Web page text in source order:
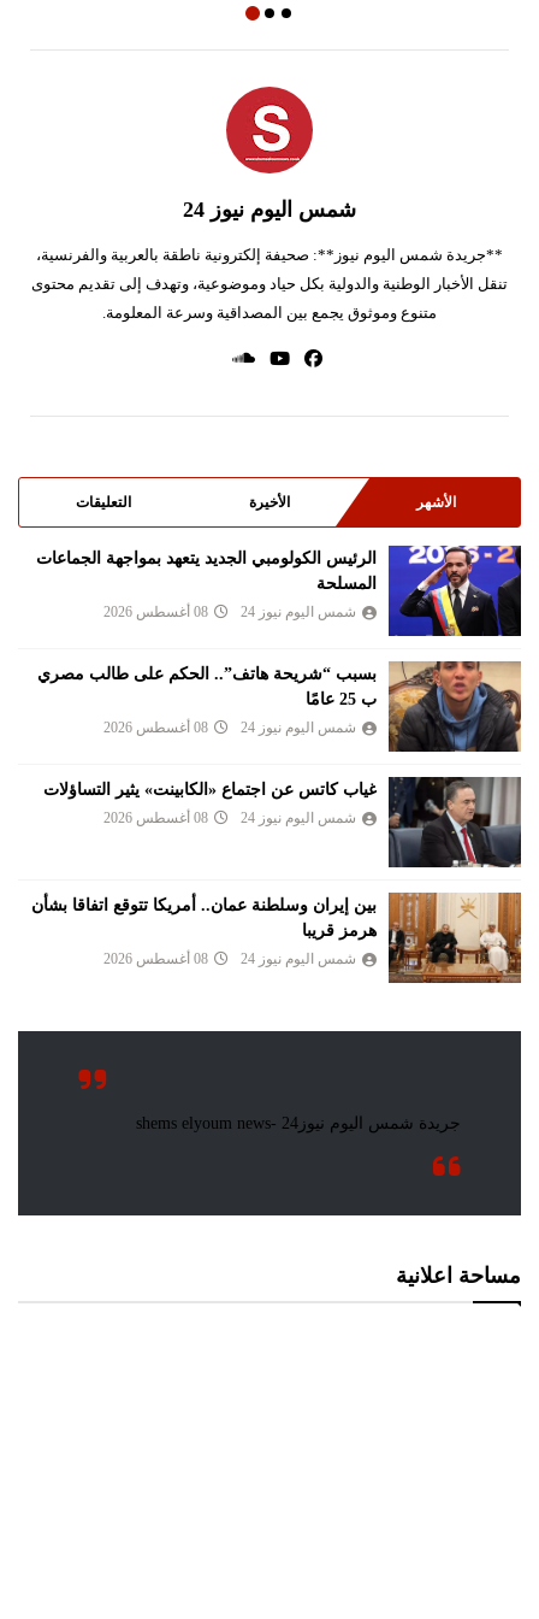
شمس اليوم نيوز 24
**جريدة شمس اليوم نيوز**: صحيفة إلكترونية ناطقة بالعربية والفرنسية،
تنقل الأخبار الوطنية والدولية بكل حياد وموضوعية، وتهدف إلى تقديم محتوى
متنوع وموثوق يجمع بين المصداقية وسرعة المعلومة.
الأشهر الأخيرة التعليقات
الرئيس الكولومبي الجديد يتعهد بمواجهة الجماعات
المسلحة
شمس اليوم نيوز 24 08 أغسطس 2026
بسبب “شريحة هاتف”.. الحكم على طالب مصري
ب 25 عامًا
شمس اليوم نيوز 24 08 أغسطس 2026
غياب كاتس عن اجتماع «الكابينت» يثير التساؤلات
شمس اليوم نيوز 24 08 أغسطس 2026
بين إيران وسلطنة عمان.. أمريكا تتوقع اتفاقا بشأن
هرمز قريبا
شمس اليوم نيوز 24 08 أغسطس 2026
مساحة اعلانية